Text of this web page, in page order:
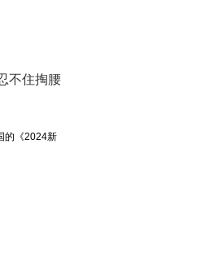
不住掏腰
的《2024新